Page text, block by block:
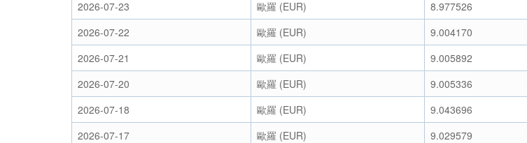
2026-07-23
歐羅 (EUR) 8.977526
2026-07-22
歐羅 (EUR) 9.004170
2026-07-21
歐羅 (EUR) 9.005892
2026-07-20
歐羅 (EUR) 9.005336
2026-07-18
歐羅 (EUR) 9.043696
2026-07-17
歐羅 (EUR) 9.029579